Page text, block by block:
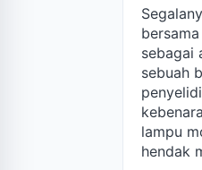
sebagai
sebuah
lampu
hendak